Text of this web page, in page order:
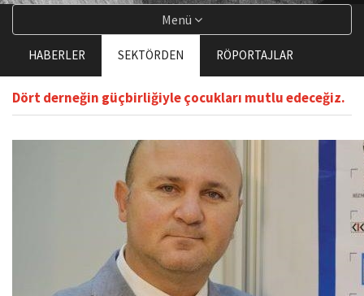
Menü
HABERLER SEKTÖRDEN RÖPORTAJLAR
Dört derneğin güçbirliğiyle çocukları mutlu edeceğiz.